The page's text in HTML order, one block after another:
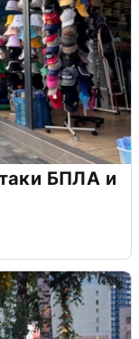
БПЛА и